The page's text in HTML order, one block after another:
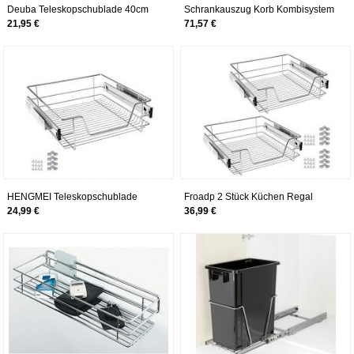
Deuba Teleskopschublade 40cm
Schrankbreite Küchenschublade
21,95 €
Schrankauszug Korb Kombisystem
für 30er Schrank, 3 etagig
71,57 €
HENGMEI Teleskopschublade
Schrankauszug Ausziehbare
24,99 €
Froadp 2 Stück Küchen Regal
Teleskopschublade
Schrankauszug Ausziehbare
Schränke(Tatsächliche Breite
47cm)
36,99 €